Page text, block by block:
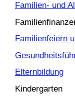
Familien- und
Familienfeiern
Elternbildung
Kindergarten